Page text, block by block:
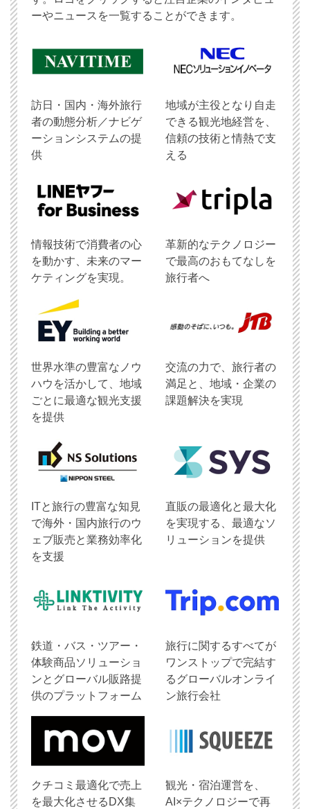
ーやニュースを一覧することができます。
訪日・国内・海外旅行
者の動態分析／ナビゲ
ーションシステムの提
供
地域が主役となり自走
できる観光地経営を、
信頼の技術と情熱で支
える
情報技術で消費者の心
を動かす、未来のマー
ケティングを実現。
革新的なテクノロジー
で最高のおもてなしを
旅行者へ
世界水準の豊富なノウ
ハウを活かして、地域
ごとに最適な観光支援
を提供
交流の力で、旅行者の
満足と、地域・企業の
課題解決を実現
ITと旅行の豊富な知見
で海外・国内旅行のウ
ェブ販売と業務効率化
を支援
直販の最適化と最大化
を実現する、最適なソ
リューションを提供
鉄道・バス・ツアー・
体験商品ソリューショ
ンとグローバル販路提
供のプラットフォーム
旅行に関するすべてが
ワンストップで完結す
るグローバルオンライ
ン旅行会社
クチコミ最適化で売上
を最大化させるDX集
観光・宿泊運営を、
AI×テクノロジーで再